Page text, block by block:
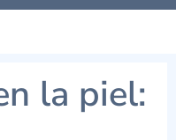
la piel: